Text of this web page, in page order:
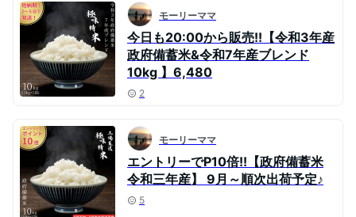
モーリーママ
今日も20:00から販売!!【令和3年産
政府備蓄米&令和7年産ブレンド
10kg 】6,480
2
モーリーママ
エントリーでP10倍!!【政府備蓄米
令和三年産】 9月～順次出荷予定♪
5